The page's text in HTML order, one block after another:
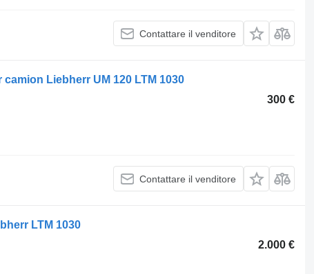
Contattare il venditore
Liebherr UM 120 LTM 1030
300 €
Contattare il venditore
LTM 1030
2.000 €